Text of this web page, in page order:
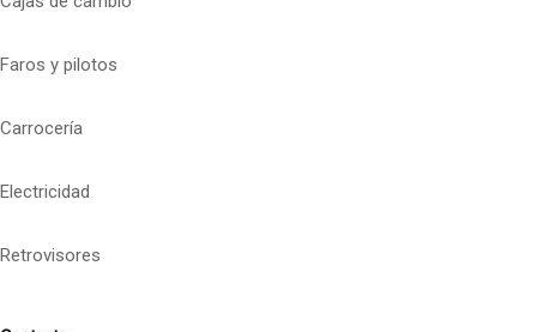
Faros y pilotos
Carrocería
Electricidad
Retrovisores